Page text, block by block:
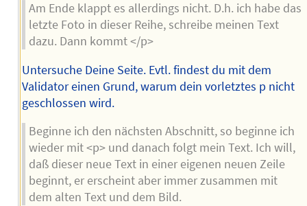
Am Ende klappt es allerdings nicht. D.h. ich habe das
letzte Foto in dieser Reihe, schreibe meinen Text
dazu. Dann kommt </p>
Untersuche Deine Seite. Evtl. findest du mit dem
Validator einen Grund, warum dein vorletztes p nicht
geschlossen wird.
Beginne ich den nächsten Abschnitt, so beginne ich
wieder mit <p> und danach folgt mein Text. Ich will,
daß dieser neue Text in einer eigenen neuen Zeile
beginnt, er erscheint aber immer zusammen mit
dem alten Text und dem Bild.